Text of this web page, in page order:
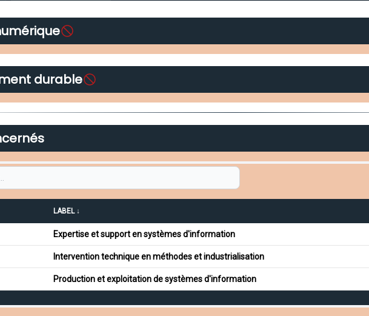
durable
LABEL ↓
Expertise et support en systèmes d'information
Intervention technique en méthodes et industrialisation
Production et exploitation de systèmes d'information